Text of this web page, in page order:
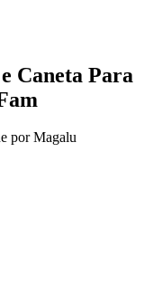
Caneta Para
por Magalu